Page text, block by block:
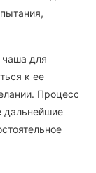
для
к ее
Процесс
дальнейшие